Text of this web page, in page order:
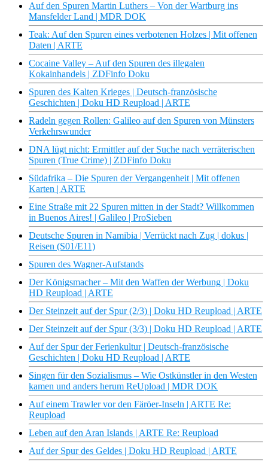
Auf den Spuren Martin Luthers – Von der Wartburg ins
Mansfelder Land | MDR DOK
Teak: Auf den Spuren eines verbotenen Holzes | Mit offenen
Daten | ARTE
Cocaine Valley – Auf den Spuren des illegalen
Kokainhandels | ZDFinfo Doku
Spuren des Kalten Krieges | Deutsch-französische
Geschichten | Doku HD Reupload | ARTE
Radeln gegen Rollen: Galileo auf den Spuren von Münsters
Verkehrswunder
DNA lügt nicht: Ermittler auf der Suche nach verräterischen
Spuren (True Crime) | ZDFinfo Doku
Südafrika – Die Spuren der Vergangenheit | Mit offenen
Karten | ARTE
Eine Straße mit 22 Spuren mitten in der Stadt? Willkommen
in Buenos Aires! | Galileo | ProSieben
Deutsche Spuren in Namibia | Verrückt nach Zug | dokus |
Reisen (S01/E11)
Spuren des Wagner-Aufstands
Der Königsmacher – Mit den Waffen der Werbung | Doku
HD Reupload | ARTE
Der Steinzeit auf der Spur (2/3) | Doku HD Reupload | ARTE
Der Steinzeit auf der Spur (3/3) | Doku HD Reupload | ARTE
Auf der Spur der Ferienkultur | Deutsch-französische
Geschichten | Doku HD Reupload | ARTE
Singen für den Sozialismus – Wie Ostkünstler in den Westen
kamen und anders herum ReUpload | MDR DOK
Auf einem Trawler vor den Färöer-Inseln | ARTE Re:
Reupload
Leben auf den Aran Islands | ARTE Re: Reupload
Auf der Spur des Geldes | Doku HD Reupload | ARTE